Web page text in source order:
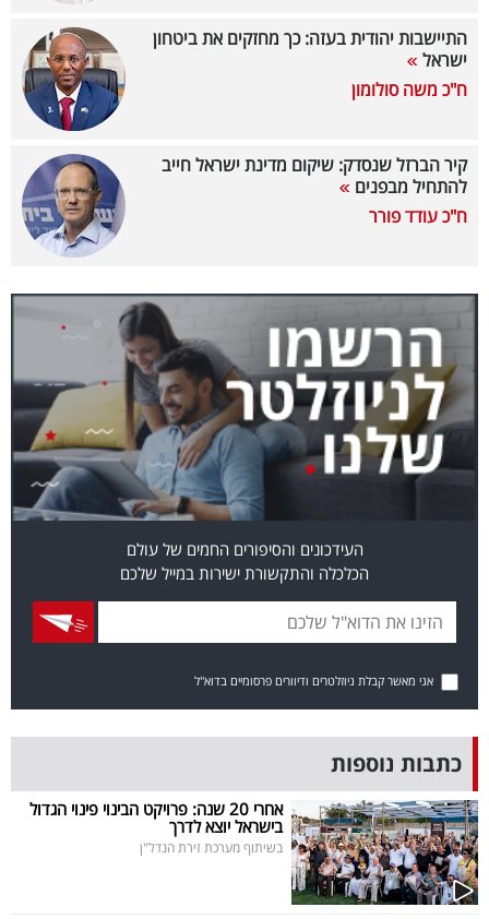
ניוזלטרים
מייל
אדום
אחרינו:
התיישבות יהודית בעזה: כך מחזקים את ביטחון
ישראל
ח"כ משה סולומון
קיר הברזל שנסדק: שיקום מדינת ישראל חייב
להתחיל מבפנים
ח"כ עודד פורר
העידכונים והסיפורים החמים של עולם
הכלכלה והתקשורת ישירות במייל שלכם
אני מאשר קבלת ניוזלטרים ודיוורים פרסומיים בדוא"ל
כתבות נוספות
אחרי 20 שנה: פרויקט הבינוי פינוי הגדול
בישראל יוצא לדרך
בשיתוף מערכת זירת הנדל"ן